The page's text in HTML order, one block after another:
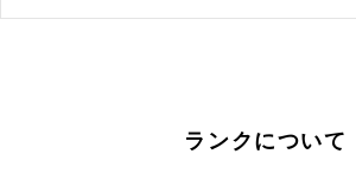
ランクについて